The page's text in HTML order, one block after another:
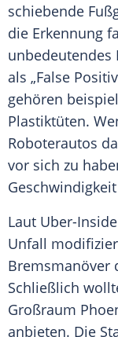
schiebende
die Erkennung
unbedeutendes
als „False
gehören
Plastiktüten.
Roboterautos
vor sich zu
Laut Uber-
Unfall
Bremsmanöver
Schließlich
Großraum
anbieten. Die